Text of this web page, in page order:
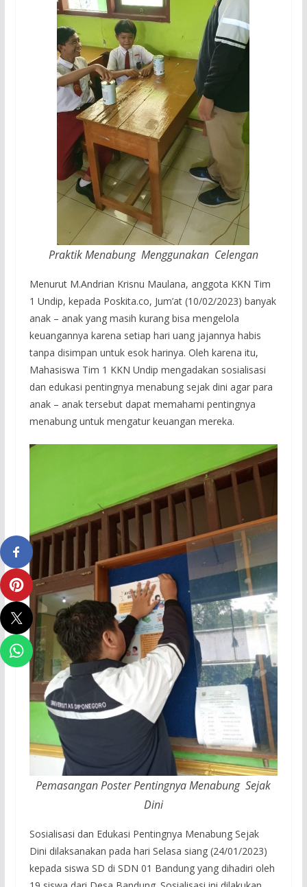
Praktik Menabung Menggunakan Celengan
Menurut M.Andrian Krisnu Maulana, anggota KKN Tim
1 Undip, kepada Poskita.co, Jum’at (10/02/2023) banyak
anak – anak yang masih kurang bisa mengelola
keuangannya karena setiap hari uang jajannya habis
tanpa disimpan untuk esok harinya. Oleh karena itu,
Mahasiswa Tim 1 KKN Undip mengadakan sosialisasi
dan edukasi pentingnya menabung sejak dini agar para
anak – anak tersebut dapat memahami pentingnya
menabung untuk mengatur keuangan mereka.
Pemasangan Poster Pentingnya Menabung Sejak
Dini
Sosialisasi dan Edukasi Pentingnya Menabung Sejak
Dini dilaksanakan pada hari Selasa siang (24/01/2023)
kepada siswa SD di SDN 01 Bandung yang dihadiri oleh